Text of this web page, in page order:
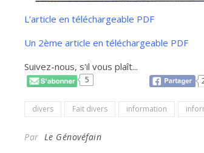
L’article en téléchargeable PDF
Un 2ème article en téléchargeable PDF
Suivez-nous, s'il vous plaît...
5
divers Fait divers information
Par Le Génovéfain